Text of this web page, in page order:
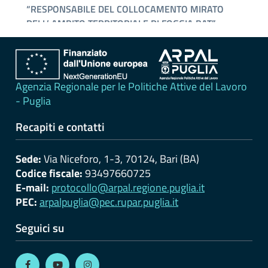
Agenzia Regionale per le Politiche Attive del Lavoro
- Puglia
Recapiti e contatti
Sede:Via Niceforo, 1-3, 70124, Bari (BA)
Codice fiscale:93497660725
E-mail: protocollo@arpal.regione.puglia.it
PEC:arpalpuglia@pec.rupar.puglia.it
Seguici su
Opere
pubbliche
Pianificazione
governo
del
territorio
Informazioni